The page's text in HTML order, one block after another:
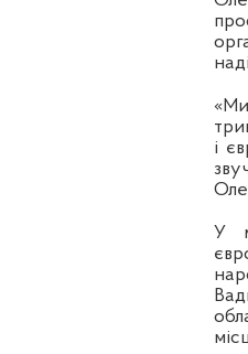
«Ми
і
У